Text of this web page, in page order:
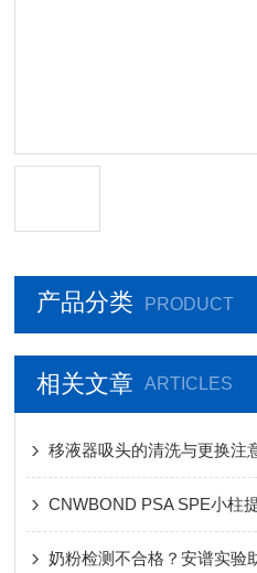
产品分类 PRODUCT
相关文章 ARTICLES
移液器吸头的清洗与更换注
奶粉检测不合格？安谱实验